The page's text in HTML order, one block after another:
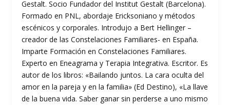
Gestalt. Socio Fundador del Institut Gestalt (Barcelona).
Formado en PNL, abordaje Ericksoniano y métodos
escénicos y corporales. Introdujo a Bert Hellinger –
creador de las Constelaciones Familiares- en España.
Imparte Formación en Constelaciones Familiares.
Experto en Eneagrama y Terapia Integrativa. Escritor. Es
autor de los libros: «Bailando juntos. La cara oculta del
amor en la pareja y en la familia» (Ed Destino), «La llave
de la buena vida. Saber ganar sin perderse a uno mismo